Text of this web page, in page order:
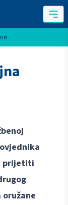
prijetiti